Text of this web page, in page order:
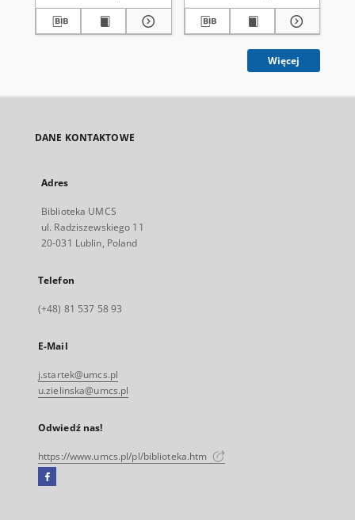
Więcej
DANE KONTAKTOWE
Adres
Biblioteka UMCS
ul. Radziszewskiego 11
20-031 Lublin, Poland
Telefon
(+48) 81 537 58 93
E-Mail
j.startek@umcs.pl
u.zielinska@umcs.pl
Odwiedź nas!
https://www.umcs.pl/pl/biblioteka.htm
Facebook